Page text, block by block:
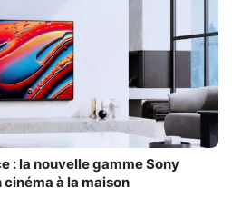
: la nouvelle gamme Sony
à la maison